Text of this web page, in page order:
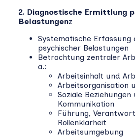
2. Diagnostische Ermittlung
Belastungenz
Systematische
psychischer Belastungen
Betrachtung zentraler
a.:
Arbeitsinhalt und
Arbeitsorganisation
Soziale Beziehungen
Kommunikation
Führung,
Rollenklarheit
Arbeitsumgebung